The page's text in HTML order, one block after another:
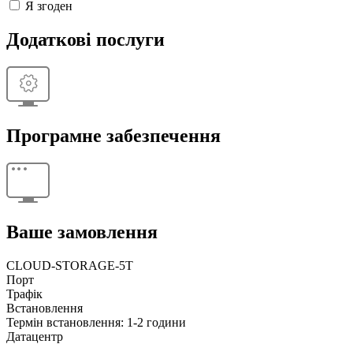
Я згоден
Додаткові послуги
Програмне забезпечення
Ваше замовлення
CLOUD-STORAGE-5T
Порт
Трафік
Встановлення
Термін встановлення: 1-2 години
Датацентр